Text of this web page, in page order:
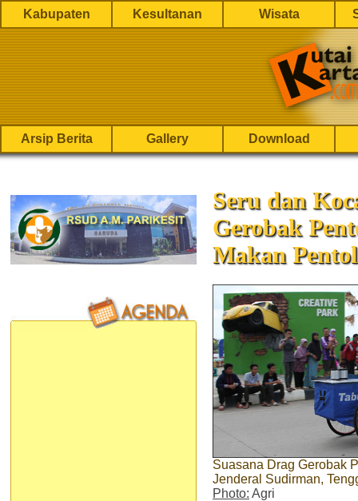
Kabupaten Kesultanan Wisata
Arsip Berita Gallery Download
Seru dan
Gerobak
Makan
Suasana Drag Gerobak
Jenderal Sudirman,
Photo: Agri